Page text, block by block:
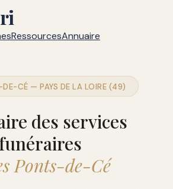
RessourcesAnnuaire
CÉ — PAYS DE LA LOIRE (49)
des services
Ponts-de-Cé